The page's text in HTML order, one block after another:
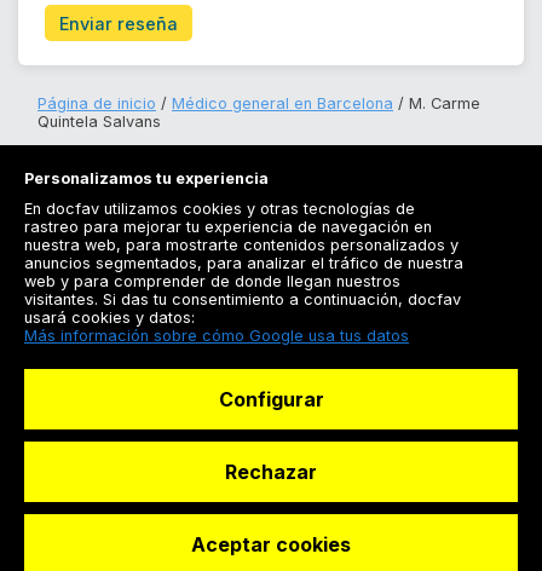
Enviar reseña
Página de inicio Médico general en Barcelona
M. Carme
Quintela Salvans
Registrarse
Docfav
© Dashboard Technologies S.L
Personalizamos tu experiencia
En docfav utilizamos cookies y otras tecnologías de
rastreo para mejorar tu experiencia de navegación en
nuestra web, para mostrarte contenidos personalizados y
anuncios segmentados, para analizar el tráfico de nuestra
web y para comprender de donde llegan nuestros
visitantes. Si das tu consentimiento a continuación, docfav
usará cookies y datos:
Más información sobre cómo Google usa tus datos
Configurar
Rechazar
Aceptar cookies